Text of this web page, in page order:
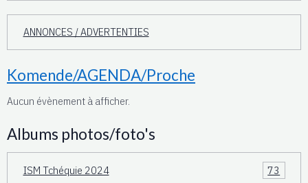
ANNONCES / ADVERTENTIES
Komende/AGENDA/Proche
Aucun évènement à afficher.
Albums photos/foto's
ISM Tchéquie 2024 73